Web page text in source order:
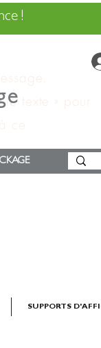
!
texte » pour
ce
SUPPORTS